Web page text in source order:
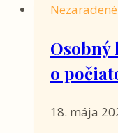
Nezaradené
Osobný
o
18. mája